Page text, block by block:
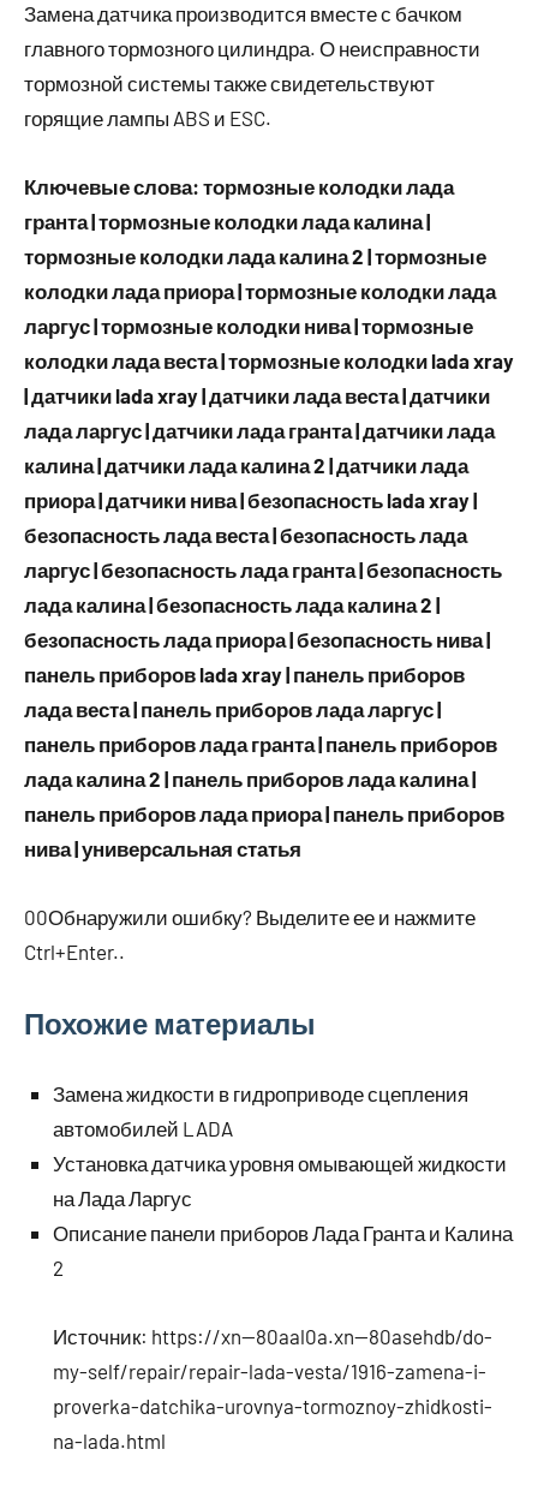
Замена датчика производится вместе с бачком
главного тормозного цилиндра. О неисправности
тормозной системы также свидетельствуют
горящие лампы ABS и ESC.
Ключевые слова: тормозные колодки лада
гранта | тормозные колодки лада калина |
тормозные колодки лада калина 2 | тормозные
колодки лада приора | тормозные колодки лада
ларгус | тормозные колодки нива | тормозные
колодки лада веста | тормозные колодки lada xray
| датчики lada xray | датчики лада веста | датчики
лада ларгус | датчики лада гранта | датчики лада
калина | датчики лада калина 2 | датчики лада
приора | датчики нива | безопасность lada xray |
безопасность лада веста | безопасность лада
ларгус | безопасность лада гранта | безопасность
лада калина | безопасность лада калина 2 |
безопасность лада приора | безопасность нива |
панель приборов lada xray | панель приборов
лада веста | панель приборов лада ларгус |
панель приборов лада гранта | панель приборов
лада калина 2 | панель приборов лада калина |
панель приборов лада приора | панель приборов
нива | универсальная статья
00Обнаружили ошибку? Выделите ее и нажмите
Ctrl+Enter..
Похожие материалы
Замена жидкости в гидроприводе сцепления
автомобилей LADA
Установка датчика уровня омывающей жидкости
на Лада Ларгус
Описание панели приборов Лада Гранта и Калина
2
Источник: https://xn--80aal0a.xn--80asehdb/do-
my-self/repair/repair-lada-vesta/1916-zamena-i-
proverka-datchika-urovnya-tormoznoy-zhidkosti-
na-lada.html